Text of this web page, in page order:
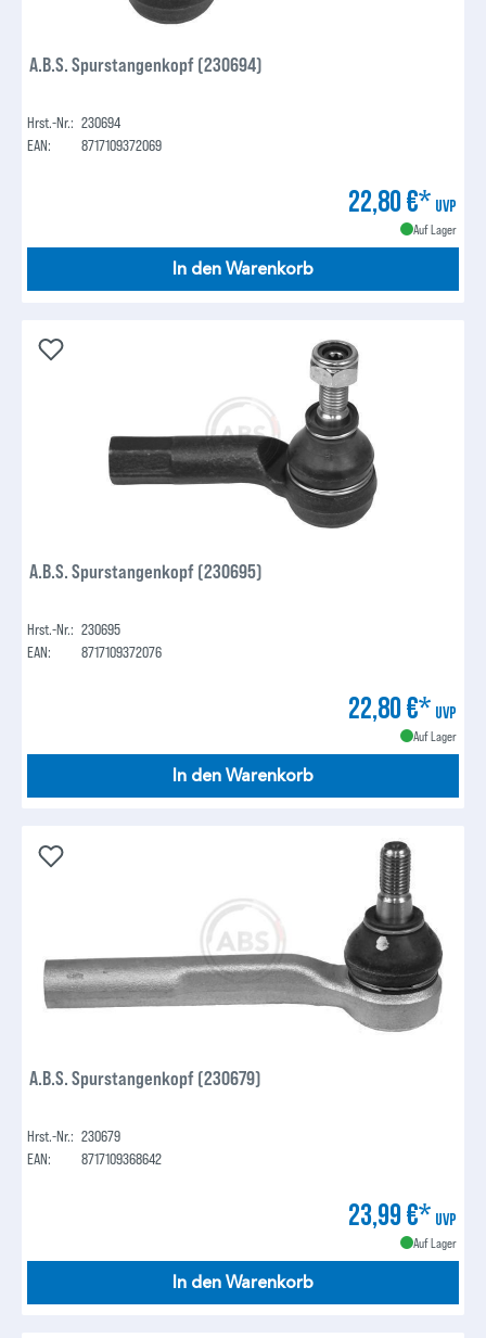
A.B.S. Spurstangenkopf (230694)
Hrst.-Nr.: 230694
EAN:
8717109372069
22,80 €* UVP
Auf Lager
In den Warenkorb
A.B.S. Spurstangenkopf (230695)
Hrst.-Nr.: 230695
EAN:
8717109372076
22,80 €* UVP
Auf Lager
In den Warenkorb
A.B.S. Spurstangenkopf (230679)
Hrst.-Nr.: 230679
EAN:
8717109368642
23,99 €* UVP
Auf Lager
In den Warenkorb